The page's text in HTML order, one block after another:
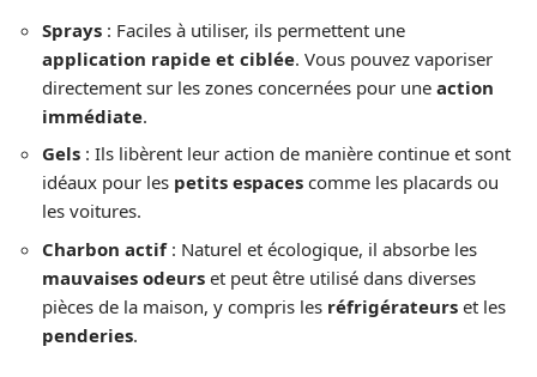
Sprays : Faciles à utiliser, ils permettent une
application rapide et ciblée. Vous pouvez vaporiser
directement sur les zones concernées pour une action
immédiate.
Gels : Ils libèrent leur action de manière continue et sont
idéaux pour les petits espaces comme les placards ou
les voitures.
Charbon actif: Naturel et écologique, il absorbe les
mauvaises odeurs et peut être utilisé dans diverses
pièces de la maison, y compris les réfrigérateurs et les
penderies.